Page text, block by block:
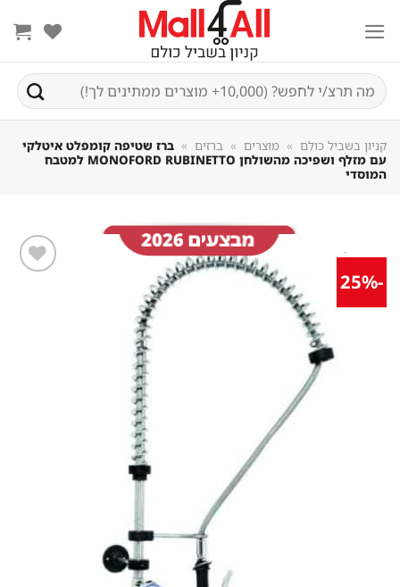
חיפוש
עבור:
קניון בשביל כולם מוצרים ברזים
ברז שטיפה קומפלט איטלקי
עם מזלף ושפיכה מהשולחן MONOFORD RUBINETTO למטבח
המוסדי